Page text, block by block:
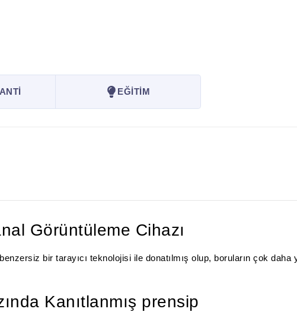
EĞİTİM
Görüntüleme Cihazı
bir tarayıcı teknolojisi ile donatılmış olup, boruların çok
Kanıtlanmış prensip